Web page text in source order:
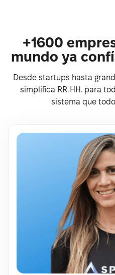
+1600
mundo ya
Desde startups hasta
simplifica RR. HH. para
sistema que